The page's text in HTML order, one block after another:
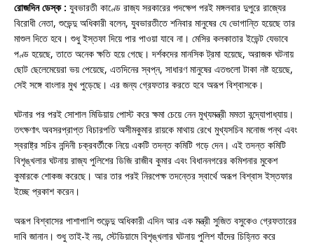
রোজদিন ডেস্ক : যুবভারতী কাণ্ডে রাজ্য সরকারের পদক্ষেপ পরই মঙ্গলবার দুপুরে রাজ্যের
বিরোধী নেতা, শুভেন্দু অধিকারী বলেন, যুবভারতীতে শনিবার মানুষের যে ভোগান্তি হয়েছে তার
মাশুল দিতে হবে। শুধু ইস্তফা দিয়ে পার পাওয়া যাবে না। মেসির কলকাতার ইভেন্ট যেভাবে
পণ্ড হয়েছে, তাতে অনেক ক্ষতি হয়ে গেছে। দর্শকদের মানসিক ট্রমা হয়েছে, অরাজক ঘটনায়
ছোট ছেলেমেয়েরা ভয় পেয়েছে, এতদিনের স্বপ্ন, সাধারণ মানুষের এতগুলো টাকা নষ্ট হয়েছে,
সেই সঙ্গে বাংলার মুখ পুড়েছে। এর জন্য গ্রেফতার করতে হবে অরূপ বিশ্বাসকে।
ঘটনার পর পরই সোশাল মিডিয়ায় পোস্ট করে ক্ষমা চেয়ে নেন মুখ্যমন্ত্রী মমতা বন্দ্যোপাধ্যায়।
তৎক্ষণাৎ অবসরপ্রাপ্ত বিচারপতি অসীমকুমার রায়কে মাথায় রেখে মুখ্যসচিব মনোজ পন্থ এবং
স্বরাষ্ট্র সচিব নন্দিনী চক্রবর্তীকে নিয়ে একটি তদন্ত কমিটি গড়ে দেন। এই তদন্ত কমিটি
বিশৃঙ্খলার ঘটনায় রাজ্য পুলিশের ডিজি রাজীব কুমার এবং বিধাননগরের কমিশনার মুকেশ
কুমারকে শোকজ করেছে। আর তার পরই নিরপেক্ষ তদন্তের স্বার্থে অরূপ বিশ্বাস ইস্তফার
ইচ্ছে প্রকাশ করেন।
অরূপ বিশ্বাসের পাশাপাশি শুভেন্দু অধিকারী এদিন আর এক মন্ত্রী সুজিত বসুকেও গ্রেফতারের
দাবি জানান। শুধু তাই-ই নয়, স্টেডিয়ামে বিশৃঙ্খলার ঘটনায় পুলিশ যাঁদের চিহ্নিত করে